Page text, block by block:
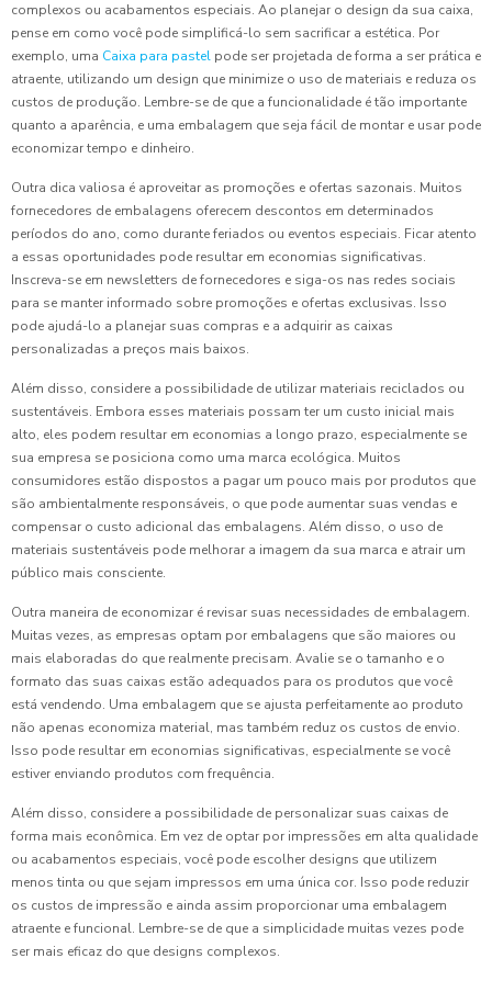
complexos ou acabamentos especiais. Ao planejar o design da sua caixa,
pense em como você pode simplificá-lo sem sacrificar a estética. Por
exemplo, uma Caixa para pastel pode ser projetada de forma a ser prática e
atraente, utilizando um design que minimize o uso de materiais e reduza os
custos de produção. Lembre-se de que a funcionalidade é tão importante
quanto a aparência, e uma embalagem que seja fácil de montar e usar pode
economizar tempo e dinheiro.
Outra dica valiosa é aproveitar as promoções e ofertas sazonais. Muitos
fornecedores de embalagens oferecem descontos em determinados
períodos do ano, como durante feriados ou eventos especiais. Ficar atento
a essas oportunidades pode resultar em economias significativas.
Inscreva-se em newsletters de fornecedores e siga-os nas redes sociais
para se manter informado sobre promoções e ofertas exclusivas. Isso
pode ajudá-lo a planejar suas compras e a adquirir as caixas
personalizadas a preços mais baixos.
Além disso, considere a possibilidade de utilizar materiais reciclados ou
sustentáveis. Embora esses materiais possam ter um custo inicial mais
alto, eles podem resultar em economias a longo prazo, especialmente se
sua empresa se posiciona como uma marca ecológica. Muitos
consumidores estão dispostos a pagar um pouco mais por produtos que
são ambientalmente responsáveis, o que pode aumentar suas vendas e
compensar o custo adicional das embalagens. Além disso, o uso de
materiais sustentáveis pode melhorar a imagem da sua marca e atrair um
público mais consciente.
Outra maneira de economizar é revisar suas necessidades de embalagem.
Muitas vezes, as empresas optam por embalagens que são maiores ou
mais elaboradas do que realmente precisam. Avalie se o tamanho e o
formato das suas caixas estão adequados para os produtos que você
está vendendo. Uma embalagem que se ajusta perfeitamente ao produto
não apenas economiza material, mas também reduz os custos de envio.
Isso pode resultar em economias significativas, especialmente se você
estiver enviando produtos com frequência.
Além disso, considere a possibilidade de personalizar suas caixas de
forma mais econômica. Em vez de optar por impressões em alta qualidade
ou acabamentos especiais, você pode escolher designs que utilizem
menos tinta ou que sejam impressos em uma única cor. Isso pode reduzir
os custos de impressão e ainda assim proporcionar uma embalagem
atraente e funcional. Lembre-se de que a simplicidade muitas vezes pode
ser mais eficaz do que designs complexos.